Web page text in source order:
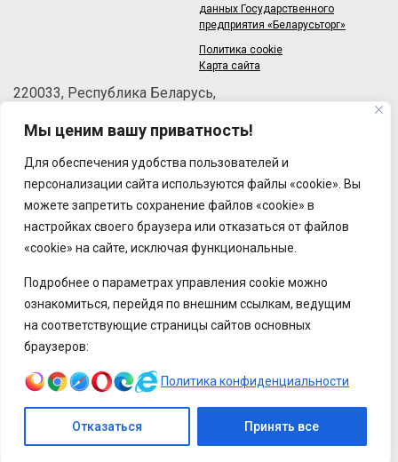
Мы ценим вашу приватность!
Для обеспечения удобства пользователей и
персонализации сайта используются файлы «cookie». Вы
можете запретить сохранение файлов «cookie» в
настройках своего браузера или отказаться от файлов
«cookie» на сайте, исключая функциональные.
Подробнее о параметрах управления cookie можно
ознакомиться, перейдя по внешним ссылкам, ведущим
на соответствующие страницы сайтов основных
браузеров:
Политика конфиденциальности
Отказаться Принять все
данных Государственного
предприятия «Беларусьторг»
Политика cookie
Карта сайта
220033, Республика Беларусь,
Телефон: +375 (17) 215-63-33
Факс: +375 (17) 270-30-50
Email:brt@brt.by